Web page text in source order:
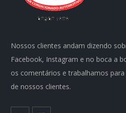
Nossos clientes andam dizendo
Facebook, Instagram e no boca a
os comentários e trabalhamos
de nossos clientes.